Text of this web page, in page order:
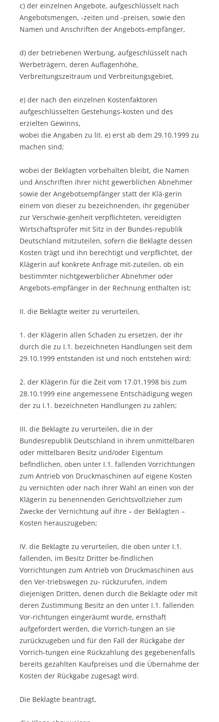
c) der einzelnen Angebote, aufgeschlüsselt nach
Angebotsmengen, -zeiten und -preisen, sowie den
Namen und Anschriften der Angebots-empfänger,
d) der betriebenen Werbung, aufgeschlüsselt nach
Werbeträgern, deren Auflagenhöhe,
Verbreitungszeitraum und Verbreitungsgebiet,
e) der nach den einzelnen Kostenfaktoren
aufgeschlüsselten Gestehungs-kosten und des
erzielten Gewinns,
wobei die Angaben zu lit. e) erst ab dem 29.10.1999 zu
machen sind;
wobei der Beklagten vorbehalten bleibt, die Namen
und Anschriften ihrer nicht gewerblichen Abnehmer
sowie der Angebotsempfänger statt der Klä-gerin
einem von dieser zu bezeichnenden, ihr gegenüber
zur Verschwie-genheit verpflichteten, vereidigten
Wirtschaftsprüfer mit Sitz in der Bundes-republik
Deutschland mitzuteilen, sofern die Beklagte dessen
Kosten trägt und ihn berechtigt und verpflichtet, der
Klägerin auf konkrete Anfrage mit-zuteilen, ob ein
bestimmter nichtgewerblicher Abnehmer oder
Angebots-empfänger in der Rechnung enthalten ist;
II. die Beklagte weiter zu verurteilen,
1. der Klägerin allen Schaden zu ersetzen, der ihr
durch die zu I.1. bezeichneten Handlungen seit dem
29.10.1999 entstanden ist und noch entstehen wird;
2. der Klägerin für die Zeit vom 17.01.1998 bis zum
28.10.1999 eine angemessene Entschädigung wegen
der zu I.1. bezeichneten Handlungen zu zahlen;
III. die Beklagte zu verurteilen, die in der
Bundesrepublik Deutschland in ihrem unmittelbaren
oder mittelbaren Besitz und/oder Eigentum
befindlichen, oben unter I.1. fallenden Vorrichtungen
zum Antrieb von Druckmaschinen auf eigene Kosten
zu vernichten oder nach ihrer Wahl an einen von der
Klägerin zu benennenden Gerichtsvollzieher zum
Zwecke der Vernichtung auf ihre – der Beklagten –
Kosten herauszugeben;
IV. die Beklagte zu verurteilen, die oben unter I.1.
fallenden, im Besitz Dritter be-findlichen
Vorrichtungen zum Antrieb von Druckmaschinen aus
den Ver-triebswegen zu- rückzurufen, indem
diejenigen Dritten, denen durch die Beklagte oder mit
deren Zustimmung Besitz an den unter I.1. fallenden
Vor-richtungen eingeräumt wurde, ernsthaft
aufgefordert werden, die Vorrich-tungen an sie
zurückzugeben und für den Fall der Rückgabe der
Vorrich-tungen eine Rückzahlung des gegebenenfalls
bereits gezahlten Kaufpreises und die Übernahme der
Kosten der Rückgabe zugesagt wird.
Die Beklagte beantragt,